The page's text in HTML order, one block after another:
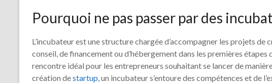
Pourquoi ne pas passer par des
L’incubateur est une structure chargée d’accompagner les projets de
conseil, de financement ou d’hébergement dans les premières
rencontre idéal pour les entrepreneurs souhaitant se lancer de
création destartup, un incubateur s’entoure des compétences et de